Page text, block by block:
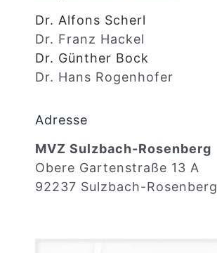
Dr. Alfons Scherl
Dr. Franz Hackel
Dr. Günther Bock
Dr. Hans Rogenhofer
Adresse
MVZ Sulzbach-Rosenberg
Obere Gartenstraße 13 A
92237 Sulzbach-Rosenberg